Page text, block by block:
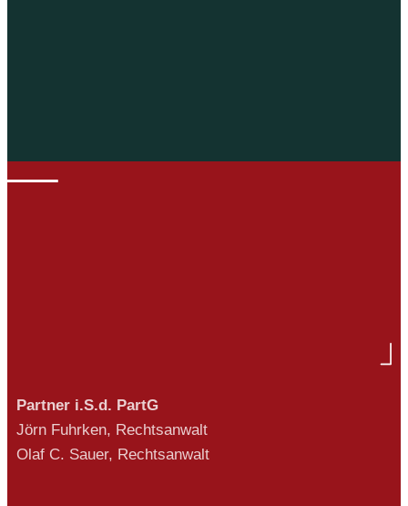
Partner i.S.d. PartG
Jörn Fuhrken, Rechtsanwalt
Olaf C. Sauer, Rechtsanwalt